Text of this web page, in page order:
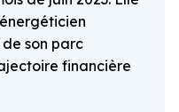
son parc
financière